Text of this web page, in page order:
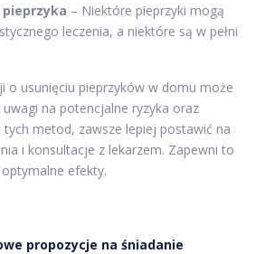
– Niektóre pieprzyki mogą
leczenia, a niektóre są w pełni
o usunięciu pieprzyków w domu może
na potencjalne ryzyka oraz
metod, zawsze lepiej postawić na
i konsultacje z lekarzem. Zapewni to
efekty.
propozycje na śniadanie